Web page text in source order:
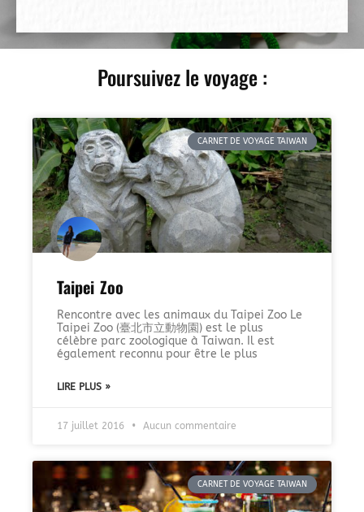
Poursuivez le voyage :
CARNET DE VOYAGE TAIWAN
Taipei Zoo
Rencontre avec les animaux du Taipei Zoo Le
Taipei Zoo (臺北市立動物園) est le plus
célèbre parc zoologique à Taiwan. Il est
également reconnu pour être le plus
LIRE PLUS »
17 juillet 2016 Aucun commentaire
CARNET DE VOYAGE TAIWAN